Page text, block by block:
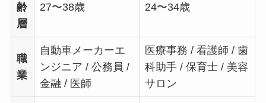
齢
層
27〜38歳 24〜34歳
職
業
自動車メーカーエ
ンジニア / 公務員 /
金融 / 医師
医療事務 / 看護師 / 歯
科助手 / 保育士 / 美容
サロン